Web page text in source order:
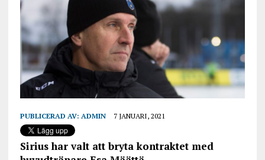
PUBLICERAD AV: ADMIN 7 JANUARI, 2021
Sirius har valt att bryta kontraktet med